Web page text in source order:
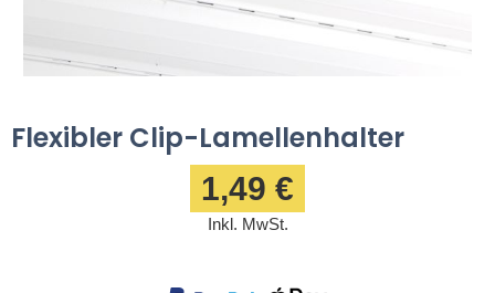
Flexibler Clip-Lamellenhalter
1,49 €
Inkl. MwSt.